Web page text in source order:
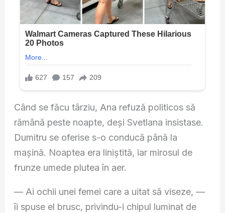
Când se făcu târziu, Ana refuză politicos să
rămână peste noapte, deși Svetlana insistase.
Dumitru se oferise s-o conducă până la
mașină. Noaptea era liniștită, iar mirosul de
frunze umede plutea în aer.
— Ai ochii unei femei care a uitat să viseze, —
îi spuse el brusc, privindu-i chipul luminat de